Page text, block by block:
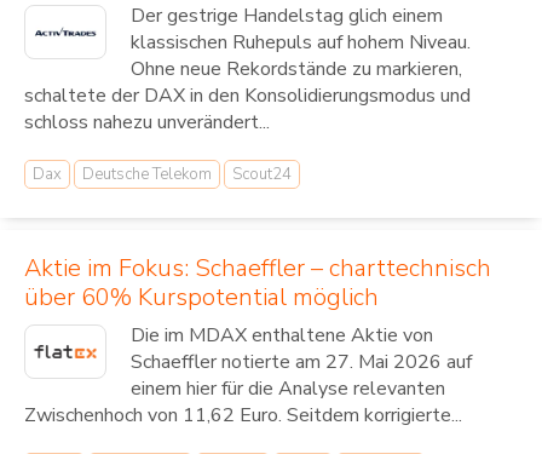
Der gestrige Handelstag glich einem
klassischen Ruhepuls auf hohem Niveau.
Ohne neue Rekordstände zu markieren,
schaltete der DAX in den Konsolidierungsmodus und
schloss nahezu unverändert...
Dax Deutsche Telekom Scout24
Aktie im Fokus: Schaeffler – charttechnisch
über 60% Kurspotential möglich
Die im MDAX enthaltene Aktie von
Schaeffler notierte am 27. Mai 2026 auf
einem hier für die Analyse relevanten
Zwischenhoch von 11,62 Euro. Seitdem korrigierte...